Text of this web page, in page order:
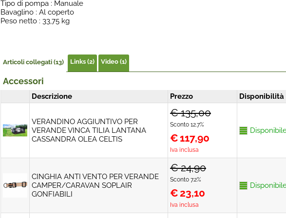
Tipo di pompa : Manuale
Bavaglino : Al coperto
Peso netto : 33,75 kg
Articoli collegati (13) Links (2) Video (1)
Accessori
Descrizione Prezzo Disponibilità
VERANDINO AGGIUNTIVO PER
VERANDE VINCA TILIA LANTANA
CASSANDRA OLEA CELTIS
€ 135,00
Sconto 12.7%
€ 117,90
Iva inclusa
CINGHIA ANTI VENTO PER VERANDE
CAMPER/CARAVAN SOPLAIR
GONFIABILI
€ 24,90
Sconto 7.2%
€23,10
Iva inclusa